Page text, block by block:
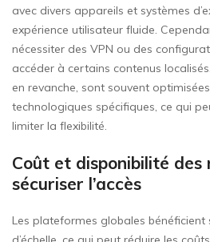
avec divers appareils et systèmes
expérience utilisateur fluide.
nécessiter des VPN ou des
accéder à certains contenus
en revanche, sont souvent
technologiques spécifiques, ce qui
limiter la flexibilité.
Coût et disponibilité des
sécuriser l’accès
Les plateformes globales bénéficient